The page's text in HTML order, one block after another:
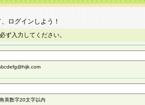
ログインしよう！
ず入力してください。
英数字20文字以内